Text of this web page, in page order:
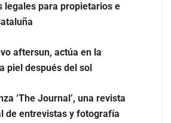
aftersun, actúa en la recuperación
sol
legales para propietarios e
aftersun, actúa en la
piel después del sol
‘The Journal’, una revista
de entrevistas y fotografía